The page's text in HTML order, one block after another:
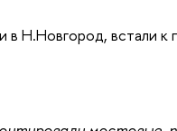
Н.Новгород, встали к